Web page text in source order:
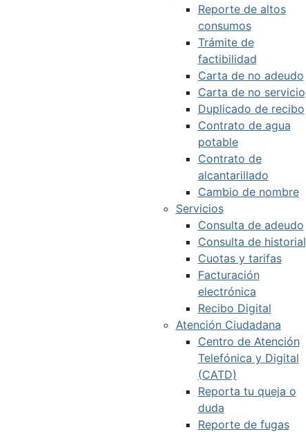
Reporte de altos
consumos
Trámite de
factibilidad
Carta de no adeudo
Carta de no servicio
Duplicado de recibo
Contrato de agua
potable
Contrato de
alcantarillado
Cambio de nombre
Servicios
Consulta de adeudo
Consulta de historial
Cuotas y tarifas
Facturación
electrónica
Recibo Digital
Atención Ciudadana
Centro de Atención
Telefónica y Digital
(CATD)
Reporta tu queja o
duda
Reporte de fugas